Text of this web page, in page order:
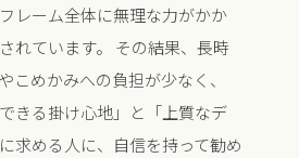
レーム全体に無理な力がかか
れています。 その結果、長時
こめかみへの負担が少なく、
きる掛け心地」と「上質なデ
求める人に、自信を持って勧め